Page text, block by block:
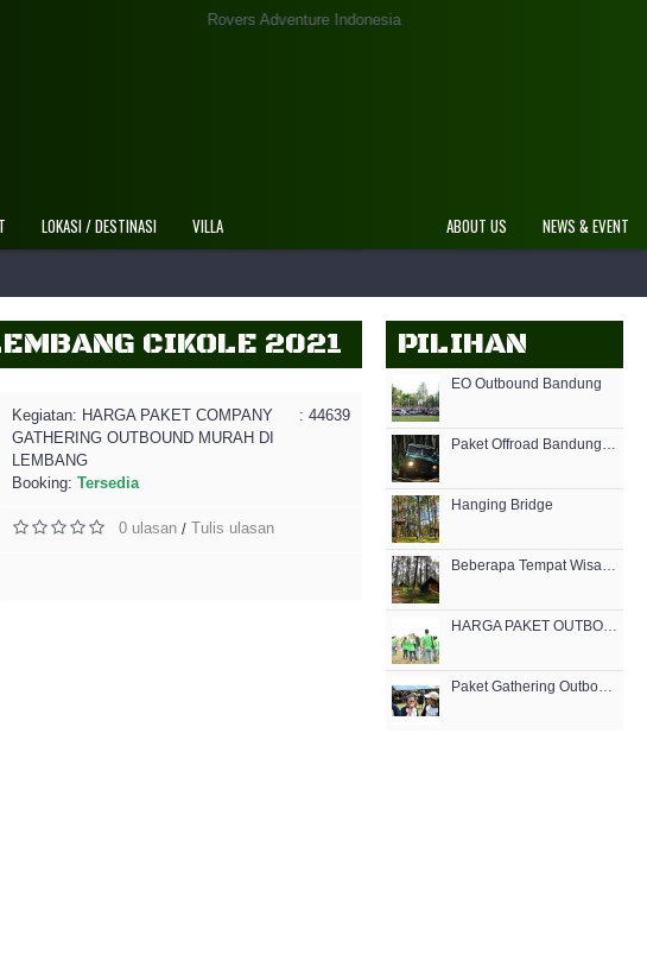
Rovers Adventure Indonesia
LOKASI / DESTINASI VILLA NEWS & EVENT
ABOUT US
PILIHAN
EO Outbound Bandung
Paket Offroad Bandung Lembang
Hanging Bridge
Beberapa Tempat Wisata Outbound di Bandung - Rovers Adventure Indonesia
HARGA PAKET OUTBOUND BANDUNG CIKOLE
Paket Gathering Outbound Outing Bandung Lembang Cikole
CIKOLE 2021
: 44639
Kegiatan: HARGA PAKET COMPANY
GATHERING OUTBOUND MURAH DI
LEMBANG
Booking: Tersedia
0 ulasan/ Tulis ulasan